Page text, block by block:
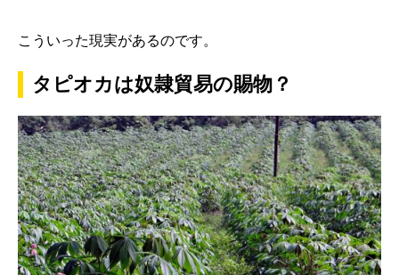
こういった現実があるのです。
タピオカは奴隷貿易の賜物？